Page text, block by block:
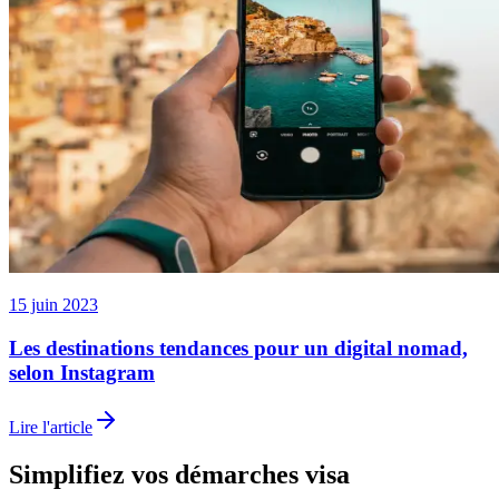
15 juin 2023
Les destinations tendances pour un digital nomad,
selon Instagram
Lire l'article
Simplifiez vos démarches visa